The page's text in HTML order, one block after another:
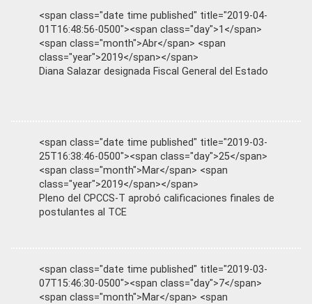
<span class="date time published" title="2019-04-
01T16:48:56-0500"><span class="day">1</span>
<span class="month">Abr</span> <span
class="year">2019</span></span>
Diana Salazar designada Fiscal General del Estado
<span class="date time published" title="2019-03-
25T16:38:46-0500"><span class="day">25</span>
<span class="month">Mar</span> <span
class="year">2019</span></span>
Pleno del CPCCS-T aprobó calificaciones finales de
postulantes al TCE
<span class="date time published" title="2019-03-
07T15:46:30-0500"><span class="day">7</span>
<span class="month">Mar</span> <span